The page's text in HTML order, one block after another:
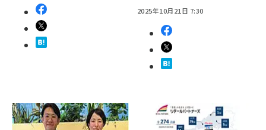
2025年10月21日 7:30